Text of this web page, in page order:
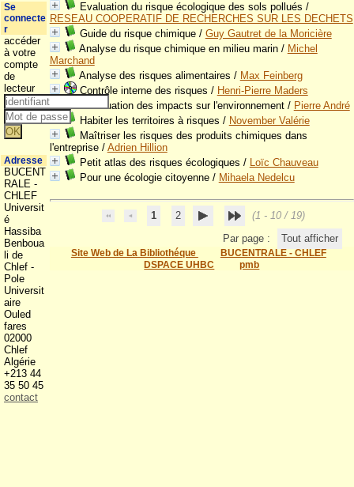
Evaluation du risque écologique des sols pollués /
RESEAU COOPERATIF DE RECHERCHES SUR LES DECHETS
Guide du risque chimique/ Guy Gautret de la Moricière
Analyse du risque chimique en milieu marin/ Michel
Marchand
Analyse des risques alimentaires / Max Feinberg
Contrôle interne des risques / Henri-Pierre Maders
L'évaluation des impacts sur l'environnement/ Pierre André
Habiter les territoires à risques / November Valérie
Maîtriser les risques des produits chimiques dans
l'entreprise/ Adrien Hillion
Petit atlas des risques écologiques / Loïc Chauveau
Pour une écologie citoyenne/ Mihaela Nedelcu
1 2
(1 - 10 / 19)
Par page :
Tout afficher
Site Web de La Bibliothéque
BUCENTRALE - CHLEF
DSPACE UHBC
pmb
Se
connecte
r
accéder
à votre
compte
de
lecteur
Adresse
BUCENT
RALE -
CHLEF
Universit
é
Hassiba
Benboua
li de
Chlef -
Pole
Universit
aire
Ouled
fares
02000
Chlef
Algérie
+213 44
35 50 45
contact